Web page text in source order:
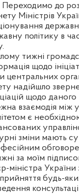
до
Міністрів
політику в
тижні
щодо
центральних
надійшло
щодо даного
взаємодія між
є
зміни мають
за моїм
міністра України
будь-